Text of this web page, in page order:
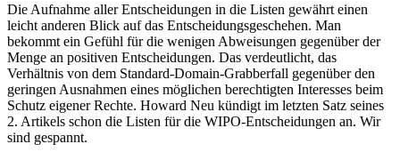
Die Aufnahme aller Entscheidungen in die Listen gewährt einen
leicht anderen Blick auf das Entscheidungsgeschehen. Man
bekommt ein Gefühl für die wenigen Abweisungen gegenüber der
Menge an positiven Entscheidungen. Das verdeutlicht, das
Verhältnis von dem Standard-Domain-Grabberfall gegenüber den
geringen Ausnahmen eines möglichen berechtigten Interesses beim
Schutz eigener Rechte. Howard Neu kündigt im letzten Satz seines
2. Artikels schon die Listen für die WIPO-Entscheidungen an. Wir
sind gespannt.